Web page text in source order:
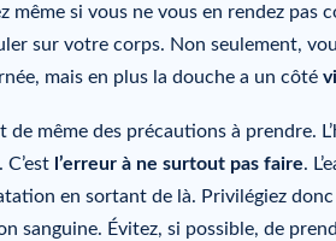
même si vous ne vous en rendez
sur votre corps. Non seulement,
mais en plus la douche a un côté
de même des précautions à prendre.
l’erreur à ne surtout pas faire.
en sortant de là. Privilégiez
sanguine. Évitez, si possible, de